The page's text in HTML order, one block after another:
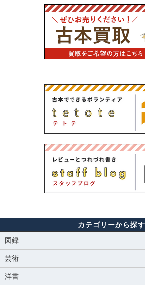
カテゴリーから探す
図録
芸術
洋書